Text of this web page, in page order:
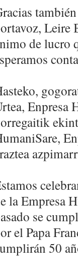
Leire
de lucro
Enpresa
la Empresa
se
el Papa
50